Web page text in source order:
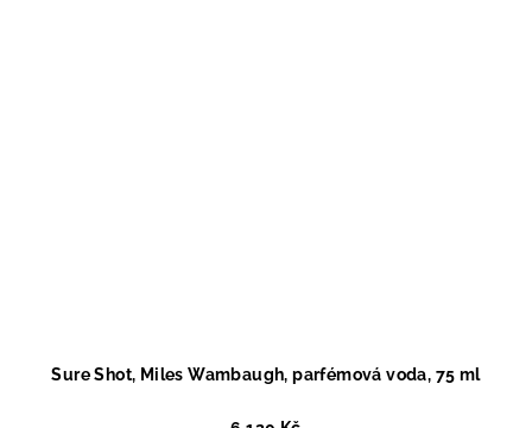
Sure Shot, Miles Wambaugh, parfémová voda, 75 ml